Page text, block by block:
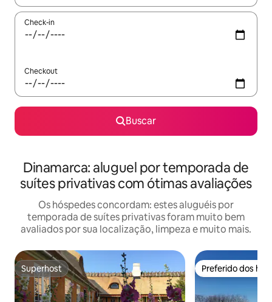
Check-in
Checkout
Buscar
Dinamarca: aluguel por temporada de
suítes privativas com ótimas avaliações
Os hóspedes concordam: estes aluguéis por
temporada de suítes privativas foram muito bem
avaliados por sua localização, limpeza e muito mais.
Superhost
Superhost Preferido dos
Preferido dos